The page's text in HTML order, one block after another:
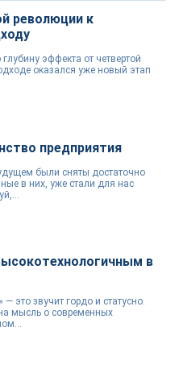
революции к
эффекта от четвертой
оказался уже новый этап
предприятия
были сняты достаточно
в них, уже стали для нас
в
это звучит гордо и статусно.
мысль о современных